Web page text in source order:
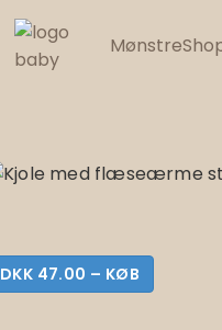
Mønstre
DKK 47.00 – KØB